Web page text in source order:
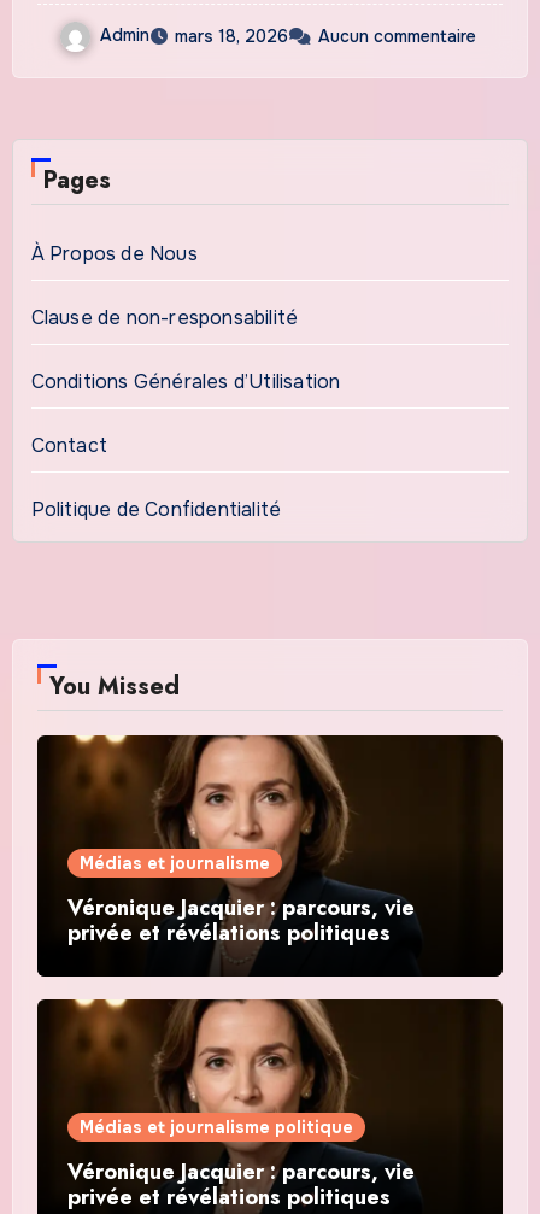
Admin mars 18, 2026 Aucun commentaire
Pages
À Propos de Nous
Clause de non-responsabilité
Conditions Générales d’Utilisation
Contact
Politique de Confidentialité
You Missed
Médias et journalisme
Véronique Jacquier : parcours, vie
privée et révélations politiques
Médias et journalisme politique
Véronique Jacquier : parcours, vie
privée et révélations politiques